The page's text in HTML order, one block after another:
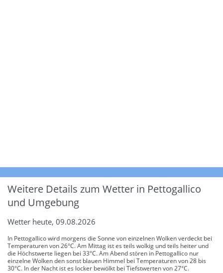
Weitere Details zum Wetter in Pettogallico
und Umgebung
Wetter heute, 09.08.2026
In Pettogallico wird morgens die Sonne von einzelnen Wolken verdeckt bei
Temperaturen von 26°C. Am Mittag ist es teils wolkig und teils heiter und
die Höchstwerte liegen bei 33°C. Am Abend stören in Pettogallico nur
einzelne Wolken den sonst blauen Himmel bei Temperaturen von 28 bis
30°C. In der Nacht ist es locker bewölkt bei Tiefstwerten von 27°C.